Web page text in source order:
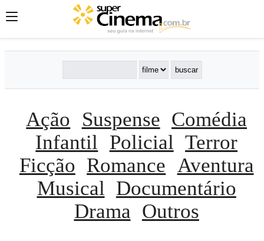
Ação Suspense Comédia
Infantil
Policial Terror
Ficção Romance Aventura
Musical
Documentário
Drama Outros